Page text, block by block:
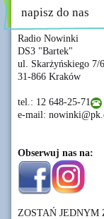
napisz do nas
Radio Nowinki
DS3 "Bartek"
ul. Skarżyńskiego 7/6
31-866 Kraków
tel.: 12 648-25-71
e-mail:
Obserwuj nas na:
ZOSTAŃ JEDNYM